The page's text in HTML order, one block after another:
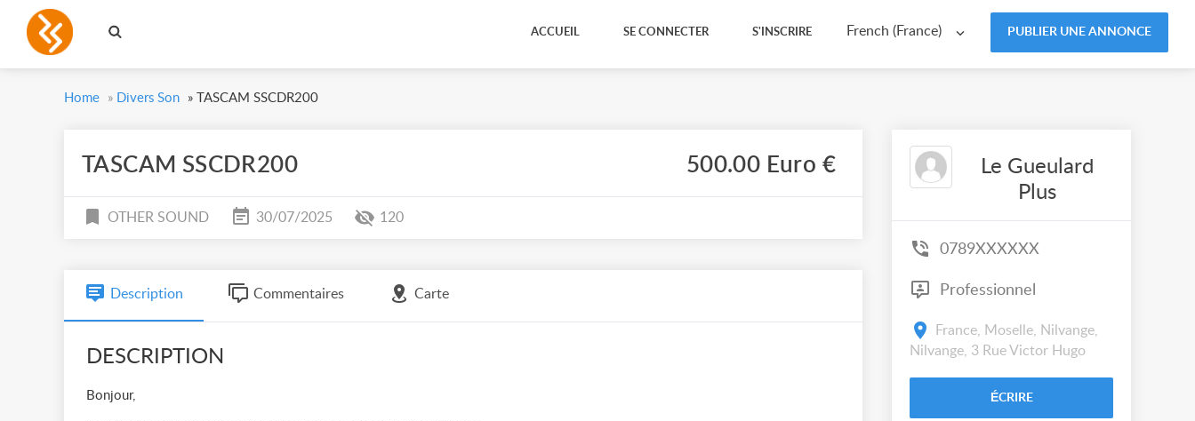
French (France) PUBLIER UNE ANNONCE
ACCUEIL SE CONNECTER S'INSCRIRE
Home » Divers Son » TASCAM SSCDR200
TASCAM SSCDR200 500.00 Euro €
OTHER SOUND 30/07/2025 120
Description Commentaires Carte
DESCRIPTION
Bonjour,
Le Gueulard
Plus
0789XXXXXX
Professionnel
France, Moselle, Nilvange,
Nilvange, 3 Rue Victor Hugo
ÉCRIRE